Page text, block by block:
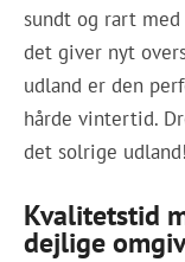
sundt og rart
det giver nyt
udland er den
hårde vintertid.
det solrige udland!
Kvalitetstid
dejlige